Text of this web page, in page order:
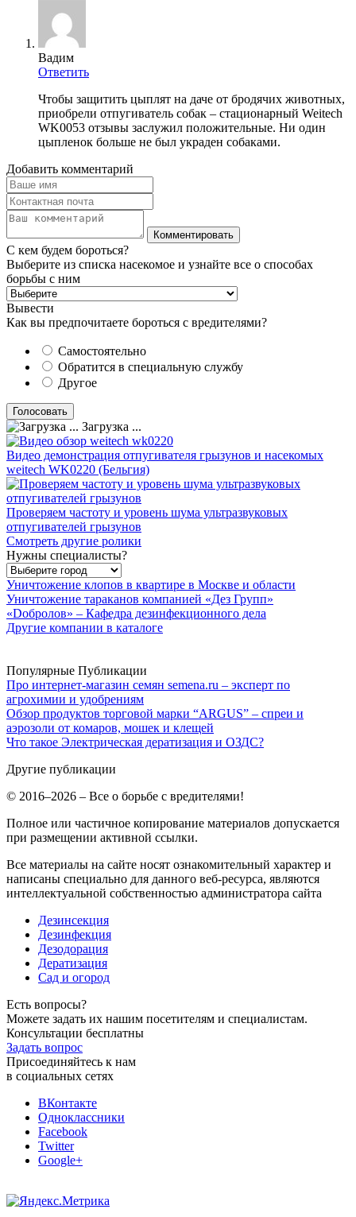
Вадим
Ответить
Чтобы защитить цыплят на даче от бродячих животных,
приобрели отпугиватель собак – стационарный Weitech
WK0053 отзывы заслужил положительные. Ни один
цыпленок больше не был украден собаками.
Добавить комментарий
С кем будем бороться?
Выберите из списка насекомое и узнайте все о способах
борьбы с ним
Вывести
Как вы предпочитаете бороться с вредителями?
Самостоятельно
Обратится в специальную службу
Другое
Загрузка ...
Видео демонстрация отпугивателя грызунов и насекомых
weitech WK0220 (Бельгия)
Проверяем частоту и уровень шума ультразвуковых
отпугивателей грызунов
Смотреть другие ролики
Нужны специалисты?
Уничтожение клопов в квартире в Москве и области
Уничтожение тараканов компанией «Дез Групп»
«Dобролов» – Кафедра дезинфекционного дела
Другие компании в каталоге
Популярные Публикации
Про интернет-магазин семян semena.ru – эксперт по
агрохимии и удобрениям
Обзор продуктов торговой марки “ARGUS” – спреи и
аэрозоли от комаров, мошек и клещей
Что такое Электрическая дератизация и ОЗДС?
Другие публикации
© 2016–2026 – Все о борьбе с вредителями!
Полное или частичное копирование материалов допускается
при размещении активной ссылки.
Все материалы на сайте носят ознакомительный характер и
написаны специально для данного веб-ресурса, являются
интеллектуальной собственностью администратора сайта
Дезинсекция
Дезинфекция
Дезодорация
Дератизация
Сад и огород
Есть вопросы?
Можете задать их нашим посетителям и специалистам.
Консультации бесплатны
Задать вопрос
Присоединяйтесь к нам
в социальных сетях
ВКонтакте
Одноклассники
Facebook
Twitter
Google+